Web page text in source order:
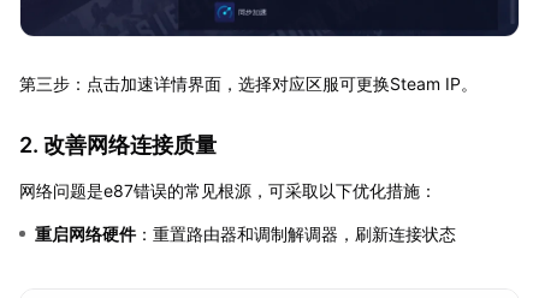
第三步：点击加速详情界面，选择对应区服可更换Steam IP。
2. 改善网络连接质量
网络问题是e87错误的常见根源，可采取以下优化措施：
重启网络硬件：重置路由器和调制解调器，刷新连接状态